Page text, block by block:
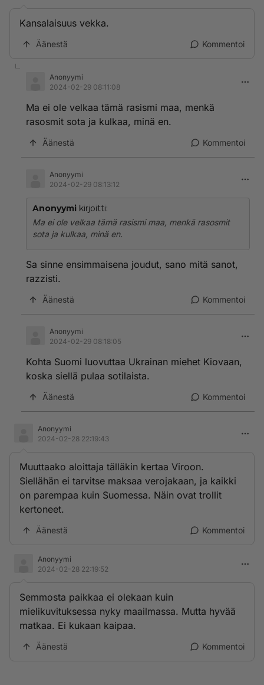
Kansalaisuus vekka.
Äänestä Kommentoi
Anonyymi
2024-02-29 08:11:08
Ma ei ole velkaa tämä rasismi maa, menkä
rasosmit sota ja kulkaa, minä en.
Äänestä Kommentoi
Anonyymi
2024-02-29 08:13:12
Anonyymi kirjoitti:
Ma ei ole velkaa tämä rasismi maa, menkä rasosmit
sota ja kulkaa, minä en.
Sa sinne ensimmaisena joudut, sano mitä sanot,
razzisti.
Äänestä Kommentoi
Anonyymi
2024-02-29 08:18:05
Kohta Suomi luovuttaa Ukrainan miehet Kiovaan,
koska siellä pulaa sotilaista.
Äänestä Kommentoi
Anonyymi
2024-02-28 22:19:43
Muuttaako aloittaja tälläkin kertaa Viroon.
Siellähän ei tarvitse maksaa verojakaan, ja kaikki
on parempaa kuin Suomessa. Näin ovat trollit
kertoneet.
Äänestä Kommentoi
Anonyymi
2024-02-28 22:19:52
Semmosta paikkaa ei olekaan kuin
mielikuvituksessa nyky maailmassa. Mutta hyvää
matkaa. Ei kukaan kaipaa.
Äänestä Kommentoi